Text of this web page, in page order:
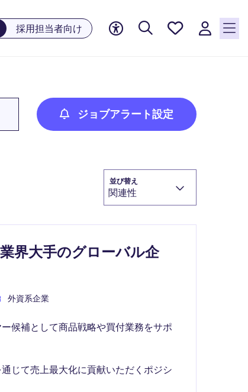
採用担当者向け
お気に
リスト
に保存
されて
ジョブアラート設定
並び替え
関連性
界大手のグローバル企
外資系企業
候補として商品戦略や買付業務をサポ
じて売上最大化に貢献いただくポジシ